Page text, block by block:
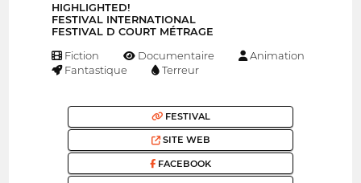
HIGHLIGHTED!
FESTIVAL INTERNATIONAL
FESTIVAL D COURT MÉTRAGE
Fiction Documentaire
Animation
Fantastique
Terreur
FESTIVAL
SITE WEB
FACEBOOK